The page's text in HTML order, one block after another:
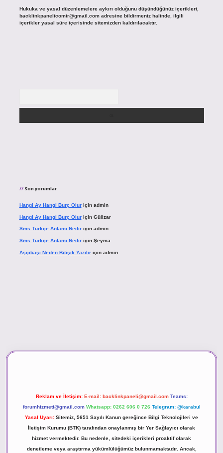
Hukuka ve yasal düzenlemelere aykırı olduğunu düşündüğünüz içerikleri,
backlinkpanelicomtr@gmail.comadresine bildirmeniz halinde, ilgili
içerikler yasal süre içerisinde sitemizden kaldırılacaktır.
Son yorumlar
Hangi Ay Hangi Burç Oluriçin admin
Hangi Ay Hangi Burç Oluriçin Gülizar
Sms Türkçe Anlamı Nediriçin admin
Sms Türkçe Anlamı Nediriçin Şeyma
Aşçıbaşı Neden Bitişik Yazılıriçin admin
Reklam ve İletişim: E-mail: backlinkpaneli@gmail.com Teams:
forumhizmeti@gmail.com Whatsapp: 0262 606 0 726 Telegram: @karabul
Yasal Uyarı: Sitemiz, 5651 Sayılı Kanun gereğince Bilgi Teknolojileri ve
İletişim Kurumu (BTK) tarafından onaylanmış bir Yer Sağlayıcı olarak
hizmet vermektedir. Bu nedenle, sitedeki içerikleri proaktif olarak
denetleme veya araştırma yükümlülüğümüz bulunmamaktadır. Ancak,